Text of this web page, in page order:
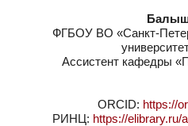
ФГБОУ ВО «Санкт-
Ассистент кафедры
ORCID: https://
РИНЦ: https://elibrary.ru/